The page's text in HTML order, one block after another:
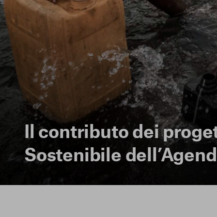
La tua privacy
Cookie strettamente
Il contributo dei
Sostenibile